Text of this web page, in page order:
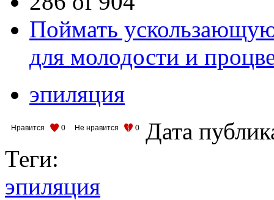
Поймать
для молодости и
эпиляция
Нравится 0 Не нравится 0
Дата
Теги:
эпиляция